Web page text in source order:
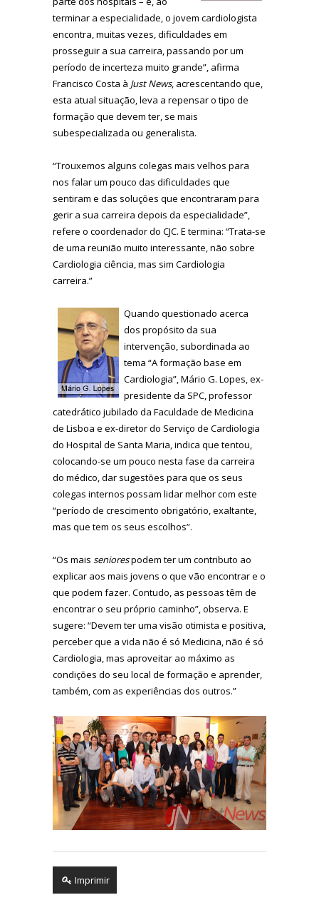
terminar a especialidade, o jovem cardiologista
encontra, muitas vezes, dificuldades em
prosseguir a sua carreira, passando por um
período de incerteza muito grande”, afirma
Francisco Costa à Just News, acrescentando que,
esta atual situação, leva a repensar o tipo de
formação que devem ter, se mais
subespecializada ou generalista.
“Trouxemos alguns colegas mais velhos para
nos falar um pouco das dificuldades que
sentiram e das soluções que encontraram para
gerir a sua carreira depois da especialidade”,
refere o coordenador do CJC. E termina: “Trata-se
de uma reunião muito interessante, não sobre
Cardiologia ciência, mas sim Cardiologia
carreira.”
Quando questionado acerca
dos propósito da sua
intervenção, subordinada ao
tema “A formação base em
Cardiologia”, Mário G. Lopes, ex-
presidente da SPC, professor
catedrático jubilado da Faculdade de Medicina
de Lisboa e ex-diretor do Serviço de Cardiologia
do Hospital de Santa Maria, indica que tentou,
colocando-se um pouco nesta fase da carreira
do médico, dar sugestões para que os seus
colegas internos possam lidar melhor com este
“período de crescimento obrigatório, exaltante,
mas que tem os seus escolhos”.
“Os mais seniorespodem ter um contributo ao
explicar aos mais jovens o que vão encontrar e o
que podem fazer. Contudo, as pessoas têm de
encontrar o seu próprio caminho”, observa. E
sugere: “Devem ter uma visão otimista e positiva,
perceber que a vida não é só Medicina, não é só
Cardiologia, mas aproveitar ao máximo as
condições do seu local de formação e aprender,
também, com as experiências dos outros.”
Imprimir